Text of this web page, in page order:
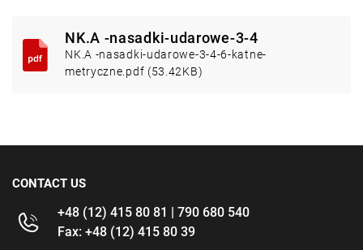
NK.A -nasadki-udarowe-3-4
NK.A -nasadki-udarowe-3-4-6-katne-
metryczne.pdf (53.42KB)
CONTACT US
+48 (12) 415 80 81 | 790 680 540
Fax: +48 (12) 415 80 39